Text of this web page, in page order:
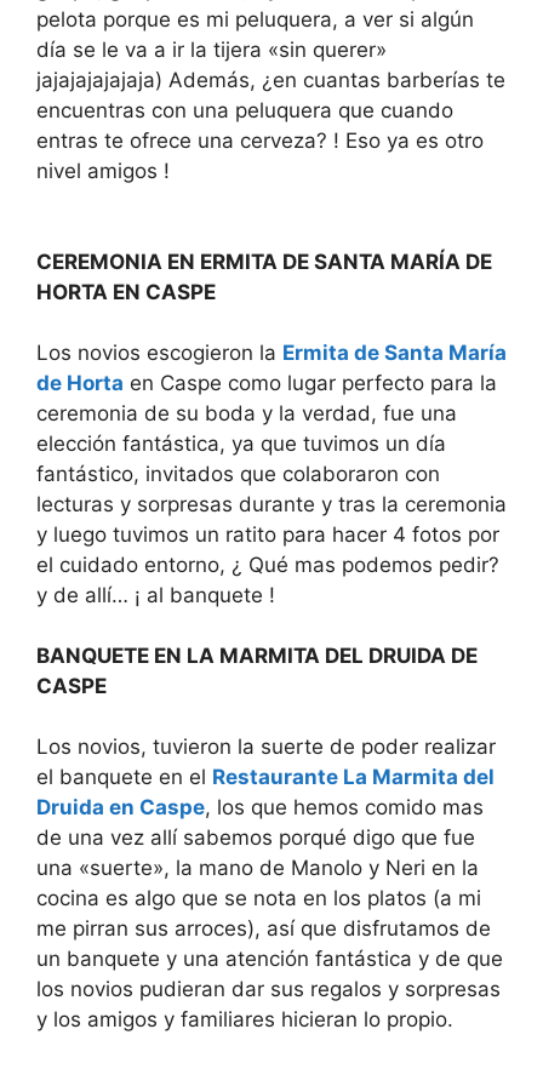
pelota porque es mi peluquera, a ver si algún
día se le va a ir la tijera «sin querer»
jajajajajajaja) Además, ¿en cuantas barberías te
encuentras con una peluquera que cuando
entras te ofrece una cerveza? ! Eso ya es otro
nivel amigos !
CEREMONIA EN ERMITA DE SANTA MARÍA DE
HORTA EN CASPE
Los novios escogieron la Ermita de Santa María
de Horta en Caspe como lugar perfecto para la
ceremonia de su boda y la verdad, fue una
elección fantástica, ya que tuvimos un día
fantástico, invitados que colaboraron con
lecturas y sorpresas durante y tras la ceremonia
y luego tuvimos un ratito para hacer 4 fotos por
el cuidado entorno, ¿ Qué mas podemos pedir?
y de allí… ¡ al banquete !
BANQUETE EN LA MARMITA DEL DRUIDA DE
CASPE
Los novios, tuvieron la suerte de poder realizar
el banquete en el Restaurante La Marmita del
Druida en Caspe, los que hemos comido mas
de una vez allí sabemos porqué digo que fue
una «suerte», la mano de Manolo y Neri en la
cocina es algo que se nota en los platos (a mi
me pirran sus arroces), así que disfrutamos de
un banquete y una atención fantástica y de que
los novios pudieran dar sus regalos y sorpresas
y los amigos y familiares hicieran lo propio.